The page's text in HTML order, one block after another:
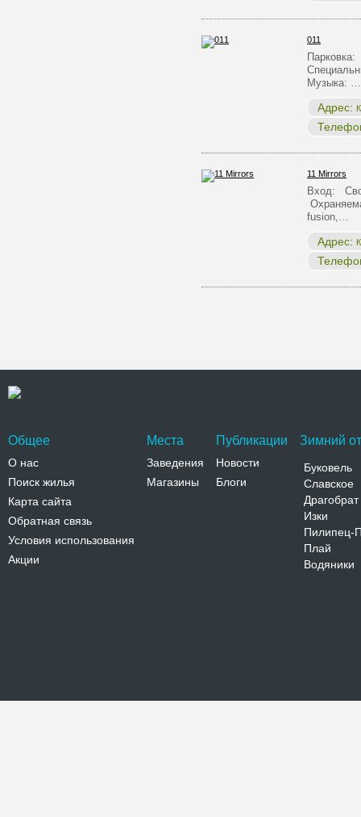
011
Музыка: …
Адрес:
11 Mirrors
Вход:
fusion,…
Адрес:
Общее
О нас
Поиск жилья
Карта сайта
Обратная связь
Условия использования
Акции
Места
Заведения
Магазины
Публикации
Новости
Блоги
Зимний
Буковель
Славское
Драгобрат
Изки
Пилипец-
Плай
Водяники